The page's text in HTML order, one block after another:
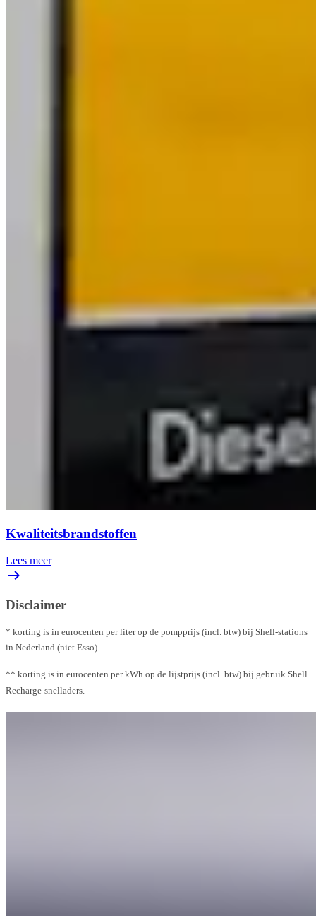
Kwaliteitsbrandstoffen
Lees meer
Disclaimer
* korting is in eurocenten per liter op de pompprijs (incl. btw) bij Shell-stations
in Nederland (niet Esso).
** korting is in eurocenten per kWh op de lijstprijs (incl. btw) bij gebruik Shell
Recharge-snelladers.